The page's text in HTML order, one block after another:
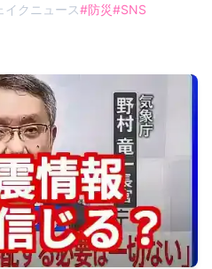
イクニュース#防災#SNS